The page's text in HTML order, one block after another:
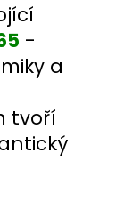
-
a
tvoří